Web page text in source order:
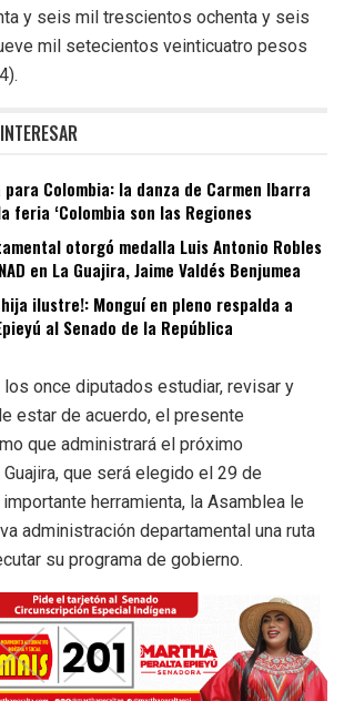
y seis mil trescientos ochenta y seis
mil setecientos veinticuatro pesos
para Colombia: la danza de Carmen Ibarra
feria ‘Colombia son las Regiones
otorgó medalla Luis Antonio Robles
en La Guajira, Jaime Valdés Benjumea
ilustre!: Monguí en pleno respalda a
al Senado de la República
once diputados estudiar, revisar y
estar de acuerdo, el presente
que administrará el próximo
que será elegido el 29 de
herramienta, la Asamblea le
administración departamental una ruta
su programa de gobierno.